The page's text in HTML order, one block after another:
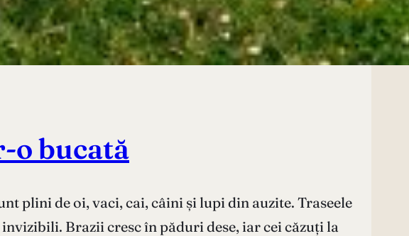
o bucată
plini de oi, vaci, cai, câini și lupi din auzite. Traseele
Brazii cresc în păduri dese, iar cei căzuți la